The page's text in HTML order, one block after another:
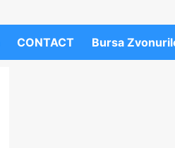
CONTACT Bursa